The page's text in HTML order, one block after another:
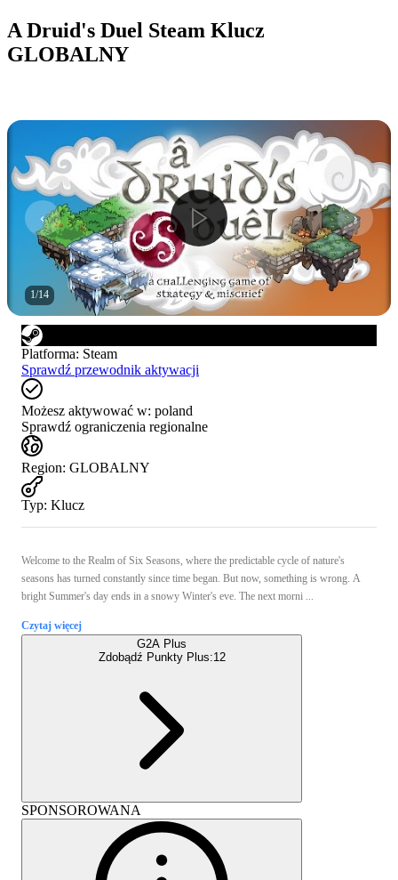
A Druid's Duel Steam Klucz
GLOBALNY
1/14
Platforma: Steam
Sprawdź przewodnik aktywacji
Możesz aktywować w: poland
Sprawdź ograniczenia regionalne
Region: GLOBALNY
Typ: Klucz
Welcome to the Realm of Six Seasons, where the predictable cycle of nature's
seasons has turned constantly since time began. But now, something is wrong. A
bright Summer's day ends in a snowy Winter's eve. The next morni ...
Czytaj więcej
G2A Plus
Zdobądź Punkty Plus:12
SPONSOROWANA